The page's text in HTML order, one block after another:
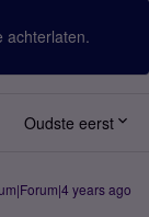
achterlaten.
Oudste eerst
years ago